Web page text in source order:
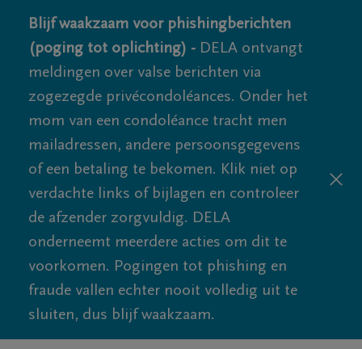
Blijf waakzaam voor phishingberichten
(poging tot oplichting) - DELA ontvangt
meldingen over valse berichten via
zogezegde privécondoléances. Onder het
mom van een condoléance tracht men
mailadressen, andere persoonsgegevens
of een betaling te bekomen. Klik niet op
verdachte links of bijlagen en controleer
de afzender zorgvuldig. DELA
onderneemt meerdere acties om dit te
voorkomen. Pogingen tot phishing en
fraude vallen echter nooit volledig uit te
sluiten, dus blijf waakzaam.